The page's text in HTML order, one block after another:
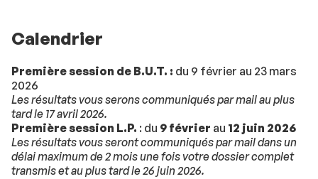
Calendrier
Première session de B.U.T. : du 9 février au 23 mars
2026
Les résultats vous serons communiqués par mail au plus
tard le 17 avril 2026.
Première session L.P. : du 9 février au 12 juin 2026
Les résultats vous seront communiqués par mail dans un
délai maximum de 2 mois une fois votre dossier complet
transmis et au plus tard le 26 juin 2026.